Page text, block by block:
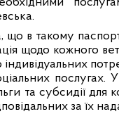
що в такому
щодо кожного
послугах.
та субсидії для
за їх